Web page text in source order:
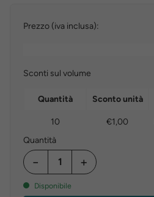
Prezzo (iva inclusa):
Sconti sul volume
Quantità Sconto unità
10 €1,00
Quantità
− +
Disponibile